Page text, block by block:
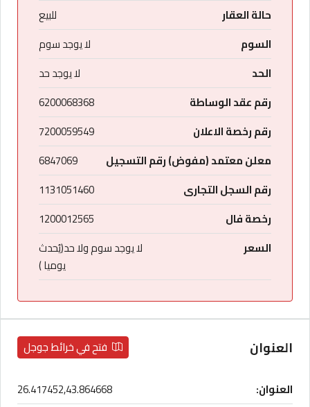
حالة العقار
للبيع
السوم
لا يوجد سوم
الحد
لا يوجد حد
رقم عقد الوساطة
6200068368
رقم رخصة الاعلان
7200059549
معلن معتمد (مفوض) رقم التسجيل
6847069
رقم السجل التجارى
1131051460
رخصة فال
1200012565
السعر
لا يوجد سوم ولا حد(يُحدث
يوميا )
العنوان فتح في خرائط جوجل
العنوان: 26.417452,43.864668